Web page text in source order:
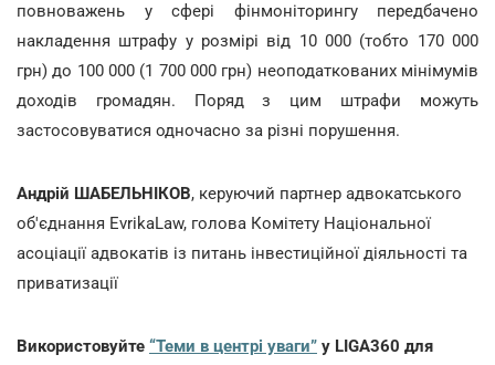
повноважень у сфері фінмоніторингу передбачено
накладення штрафу у розмірі від 10 000 (тобто 170 000
грн) до 100 000 (1 700 000 грн) неоподаткованих мінімумів
доходів громадян. Поряд з цим штрафи можуть
застосовуватися одночасно за різні порушення.
Андрій ШАБЕЛЬНІКОВ, керуючий партнер адвокатського
об'єднання EvrikaLaw, голова Комітету Національної
асоціації адвокатів із питань інвестиційної діяльності та
приватизації
Використовуйте “Теми в центрі уваги” у LIGA360 для